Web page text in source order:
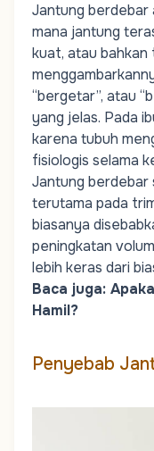
Jantung berdebar
mana jantung
kuat, atau
“bergetar”, atau
yang jelas. Pada
karena tubuh
fisiologis selama
Jantung berdebar
terutama pada
biasanya
peningkatan
lebih keras dari
Baca juga:
Hamil?
Penyebab